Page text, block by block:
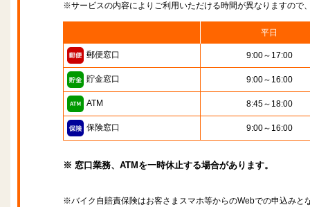
※サービスの内容によりご利用いただける時間が異なりますので
平日
郵便窓口 9:00～17:00
貯金窓口 9:00～16:00
ATM 8:45～18:00
保険窓口 9:00～16:00
※ 窓口業務、ATMを一時休止する場合があります。
※バイク自賠責保険はお客さまスマホ等からのWebでの申込みと